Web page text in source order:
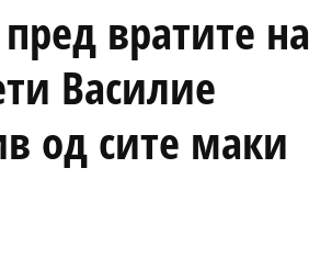
вратите на
Василие
од сите маки